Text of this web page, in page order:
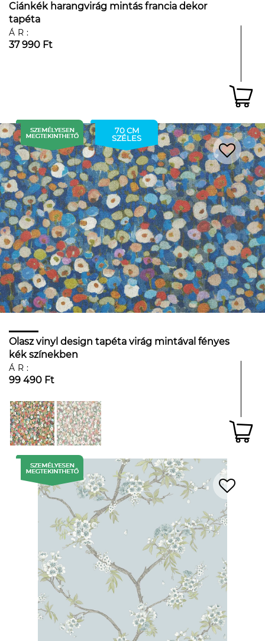
Ciánkék harangvirág mintás francia dekor
tapéta
ÁR:
37 990 Ft
70 CM
SZÉLES
Olasz vinyl design tapéta virág mintával fényes
kék színekben
ÁR:
99 490 Ft